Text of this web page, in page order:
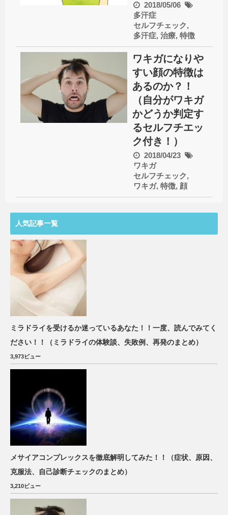
2018/05/06
多汗症
セルフチェック,
多汗症, 治療, 特徴
ワキガになりや
すい顔の特徴は
あるのか？！
（自分がワキガ
かどうか判定す
るセルフチエッ
ク付き！）
2018/04/23
ワキガ
セルフチェック,
ワキガ, 特徴, 顔
人気記事一覧
ミラドライを受けるか迷っているあなた！！一度、読んでみてく
ださい！！（ミラドライの体験談、失敗例、再発のまとめ）
3,973ビュー
メサイアコンプレックスを徹底解明してみた！！（症状、原因、
克服法、自己診断チェックのまとめ）
3,210ビュー